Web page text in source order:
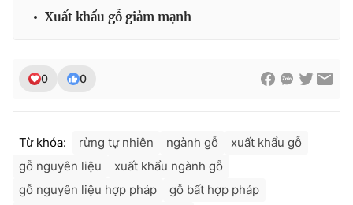
Xuất khẩu gỗ giảm mạnh
0 0
Từ khóa: rừng tự nhiên ngành gỗ
xuất khẩu gỗ
gỗ nguyên liệu
xuất khẩu ngành gỗ
gỗ nguyên liệu hợp pháp
gỗ bất hợp pháp